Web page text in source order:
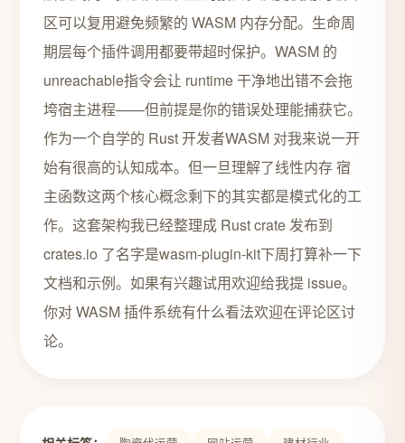
区可以复用避免频繁的 WASM 内存分配。生命周
期层每个插件调用都要带超时保护。WASM 的
unreachable指令会让 runtime 干净地出错不会拖
垮宿主进程——但前提是你的错误处理能捕获它。
作为一个自学的 Rust 开发者WASM 对我来说一开
始有很高的认知成本。但一旦理解了线性内存 宿
主函数这两个核心概念剩下的其实都是模式化的工
作。这套架构我已经整理成 Rust crate 发布到
crates.io 了名字是wasm-plugin-kit下周打算补一下
文档和示例。如果有兴趣试用欢迎给我提 issue。
你对 WASM 插件系统有什么看法欢迎在评论区讨
论。